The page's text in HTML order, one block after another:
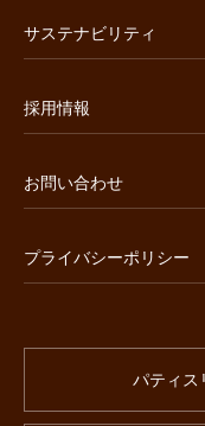
サステナビリティ
採用情報
お問い合わせ
プライバシーポリシー
パティス